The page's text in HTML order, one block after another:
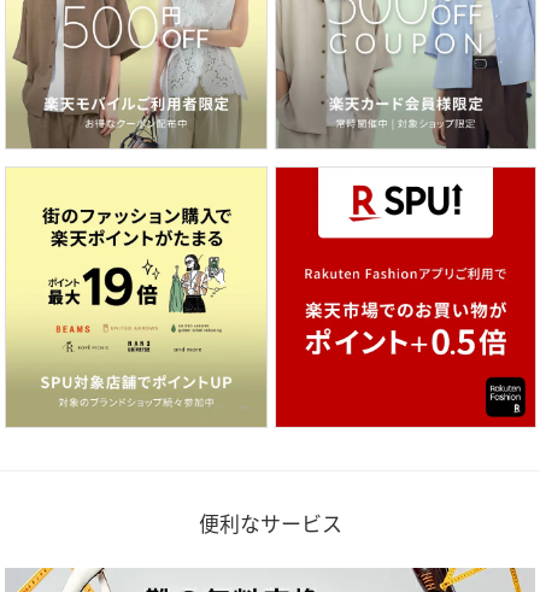
便利なサービス